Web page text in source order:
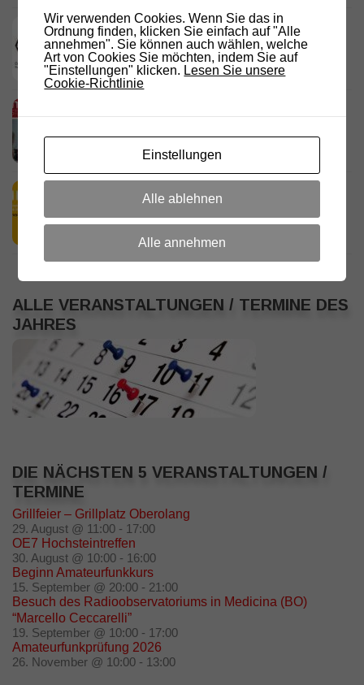
DARC Rundspruch 29/2026
23. JULI 2026
HamRadio Friedrichshafen 2026
ALLE VERANSTALTUNGEN / TERMINE DES
JAHRES
DIE NÄCHSTEN 5 VERANSTALTUNGEN /
TERMINE
Grillfeier – Grillplatz Oberolang
29. August @ 11:00 - 17:00
OE7 Hochsteintreffen
30. August @ 10:00 - 16:00
Beginn Amateurfunkkurs
15. September @ 20:00 - 21:00
Besuch des Radioobservatoriums in Medicina (BO)
“Marcello Ceccarelli”
19. September @ 10:00 - 17:00
Amateurfunkprüfung 2026
26. November @ 10:00 - 13:00
Wir verwenden Cookies. Wenn Sie das in
Ordnung finden, klicken Sie einfach auf "Alle
annehmen". Sie können auch wählen, welche
Art von Cookies Sie möchten, indem Sie auf
"Einstellungen" klicken. Lesen Sie unsere
Cookie-Richtlinie
Einstellungen
Alle ablehnen
Alle annehmen